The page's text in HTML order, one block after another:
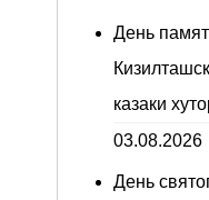
День
казаки
03.08.2026
День